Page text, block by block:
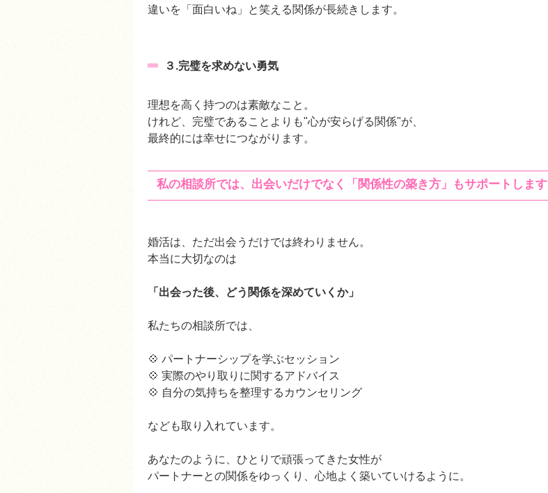
違いを「面白いね」と笑える関係が長続きします。
３.完璧を求めない勇気
理想を高く持つのは素敵なこと。
けれど、完璧であることよりも"心が安らげる関係"が、
最終的には幸せにつながります。
私の相談所では、出会いだけでなく「関係性の築き方」もサポートします
婚活は、ただ出会うだけでは終わりません。
本当に大切なのは
「出会った後、どう関係を深めていくか」
私たちの相談所では、
💠 パートナーシップを学ぶセッション
💠 実際のやり取りに関するアドバイス
💠 自分の気持ちを整理するカウンセリング
なども取り入れています。
あなたのように、ひとりで頑張ってきた女性が
パートナーとの関係をゆっくり、心地よく築いていけるように。